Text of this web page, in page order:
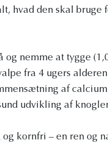
hvad den skal bruge
og nemme at tygge
fra 4 ugers alderen
af
udvikling af
og kornfri – en ren og